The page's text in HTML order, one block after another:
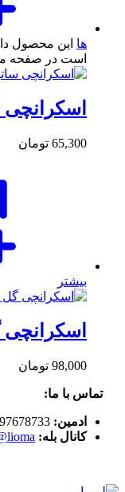
ها این محصول
است در صفحه
اسکرانچی
65,300 تومان
بیشتر
اسکرانچی
98,000 تومان
تماس با ما:
ادمین:
کانال بله: lioma@